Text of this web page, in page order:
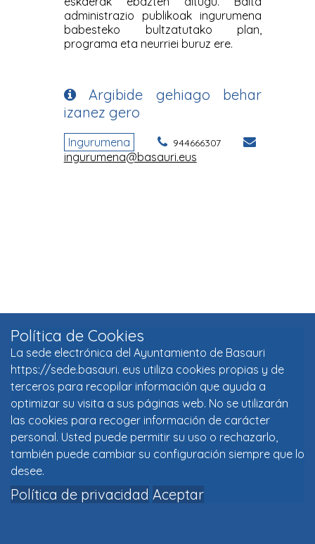
Política de Cookies
La sede electrónica del Ayuntamiento de Basauri
https://sede.basauri. eus utiliza cookies propias y de
terceros para recopilar información que ayuda a
optimizar su visita a sus páginas web. No se utilizarán
las cookies para recoger información de carácter
personal. Usted puede permitir su uso o rechazarlo,
también puede cambiar su configuración siempre que lo
desee.
Política de privacidad Aceptar